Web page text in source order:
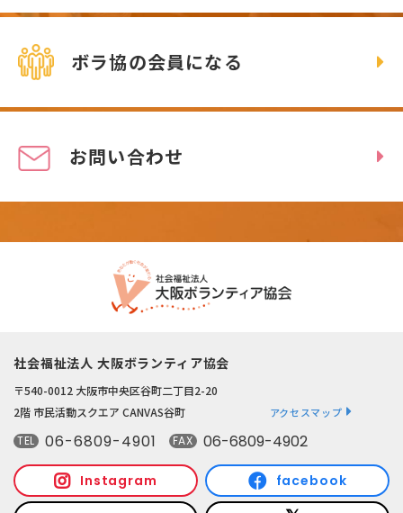
ボラ協の会員になる
お問い合わせ
社会福祉法人 大阪ボランティア協会
〒540-0012 大阪市中央区谷町二丁目2-20
2階 市民活動スクエア CANVAS谷町
アクセスマップ
TEL 06-6809-4901 FAX 06-6809-4902
Instagram facebook